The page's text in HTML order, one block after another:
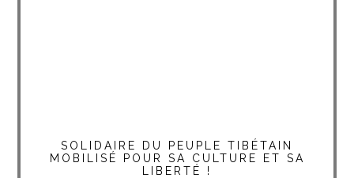
SOLIDAIRE DU PEUPLE TIBÉTAIN
MOBILISÉ POUR SA CULTURE ET SA
LIBERTÉ !